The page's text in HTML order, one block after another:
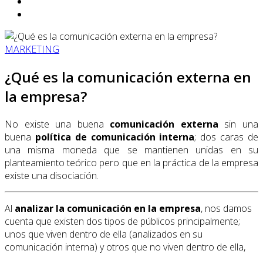
MARKETING
¿Qué es la comunicación externa en
la empresa?
No existe una buena comunicación externa sin una
buena política de comunicación interna; dos caras de
una misma moneda que se mantienen unidas en su
planteamiento teórico pero que en la práctica de la empresa
existe una disociación.
Al analizar la comunicación en la empresa, nos damos
cuenta que existen dos tipos de públicos principalmente;
unos que viven dentro de ella (analizados en su
comunicación interna) y otros que no viven dentro de ella,